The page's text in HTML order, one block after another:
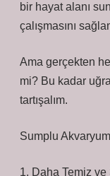
bir hayat alanı
çalışmasını
Ama gerçekten
mi? Bu kadar
tartışalım.
Sumplu
1. Daha Temiz ve